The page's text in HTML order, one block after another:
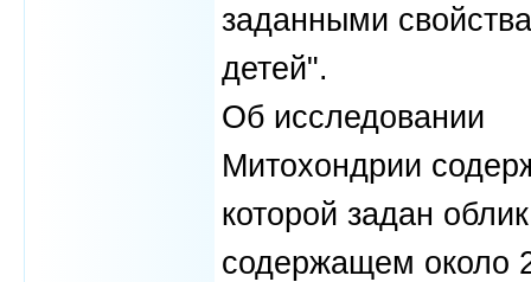
заданными
детей".
Об исследовании
Митохондрии
которой задан
содержащем около